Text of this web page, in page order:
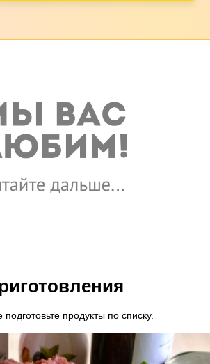
продукты по списку.